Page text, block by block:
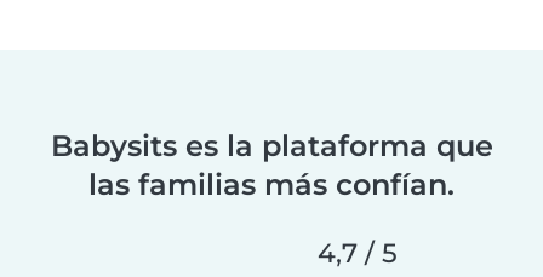
Babysits es la plataforma que
las familias más confían.
4,7 / 5